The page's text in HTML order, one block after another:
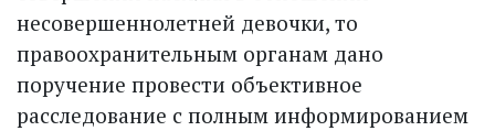
несовершеннолетней девочки, то
правоохранительным органам дано
поручение провести объективное
расследование с полным информированием